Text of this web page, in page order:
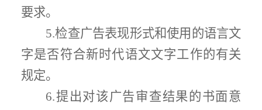
要求。
5.检查广告表现形式和使用的语言文
字是否符合新时代语文文字工作的有关
规定。
6.提出对该广告审查结果的书面意